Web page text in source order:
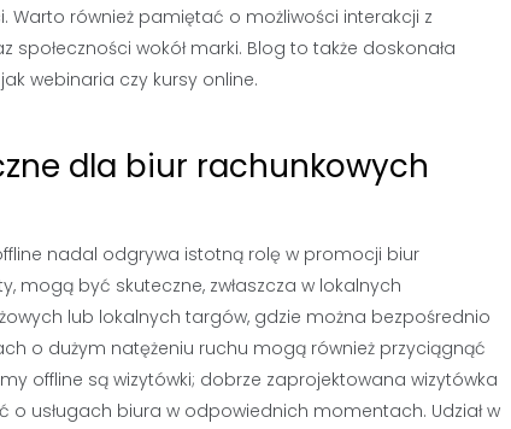
również pamiętać o możliwości interakcji z
wokół marki. Blog to także doskonała
webinaria czy kursy online.
dla biur rachunkowych
nadal odgrywa istotną rolę w promocji biur
mogą być skuteczne, zwłaszcza w lokalnych
lub lokalnych targów, gdzie można bezpośrednio
o dużym natężeniu ruchu mogą również przyciągnąć
offline są wizytówki; dobrze zaprojektowana wizytówka
usługach biura w odpowiednich momentach. Udział w